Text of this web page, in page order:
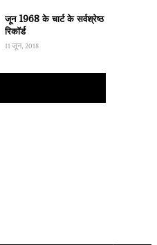
जून 1968 के चार्ट के सर्वश्रेष्ठ
रिकॉर्ड
11 जून, 2018